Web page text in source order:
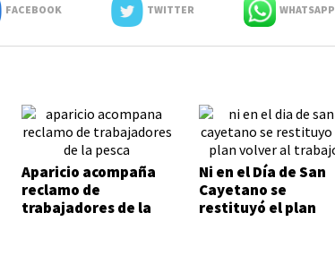
FACEBOOK TWITTER WHATSAPP
Aparicio acompaña
reclamo de
trabajadores de la
Ni en el Día de San
Cayetano se
restituyó el plan